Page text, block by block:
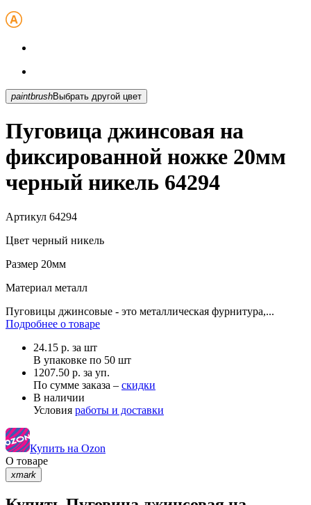
paintbrush Выбрать другой цвет
Пуговица джинсовая на
фиксированной ножке 20мм
черный никель 64294
Артикул 64294
Цвет черный никель
Размер 20мм
Материал металл
Пуговицы джинсовые - это металлическая фурнитура,...
Подробнее о товаре
24.15 р. за шт
В упаковке по 50 шт
1207.50 р. за уп.
По сумме заказа – скидки
В наличии
Условия работы и доставки
Купить на Ozon
О товаре
xmark